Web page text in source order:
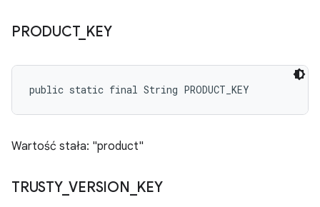
PRODUCT_ KEY
public static final String PRODUCT_KEY
Wartość stała: "product"
TRUSTY_VERSION KEY